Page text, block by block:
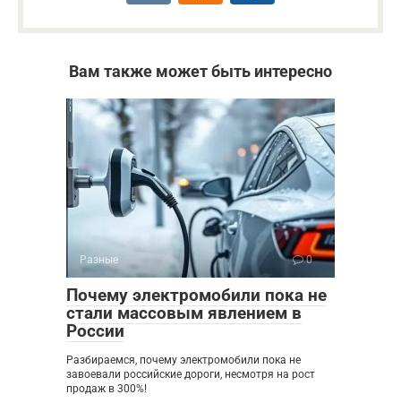
Вам также может быть интересно
Разные 0
Почему электромобили пока не
стали массовым явлением в
России
Разбираемся, почему электромобили пока не
завоевали российские дороги, несмотря на рост
продаж в 300%!